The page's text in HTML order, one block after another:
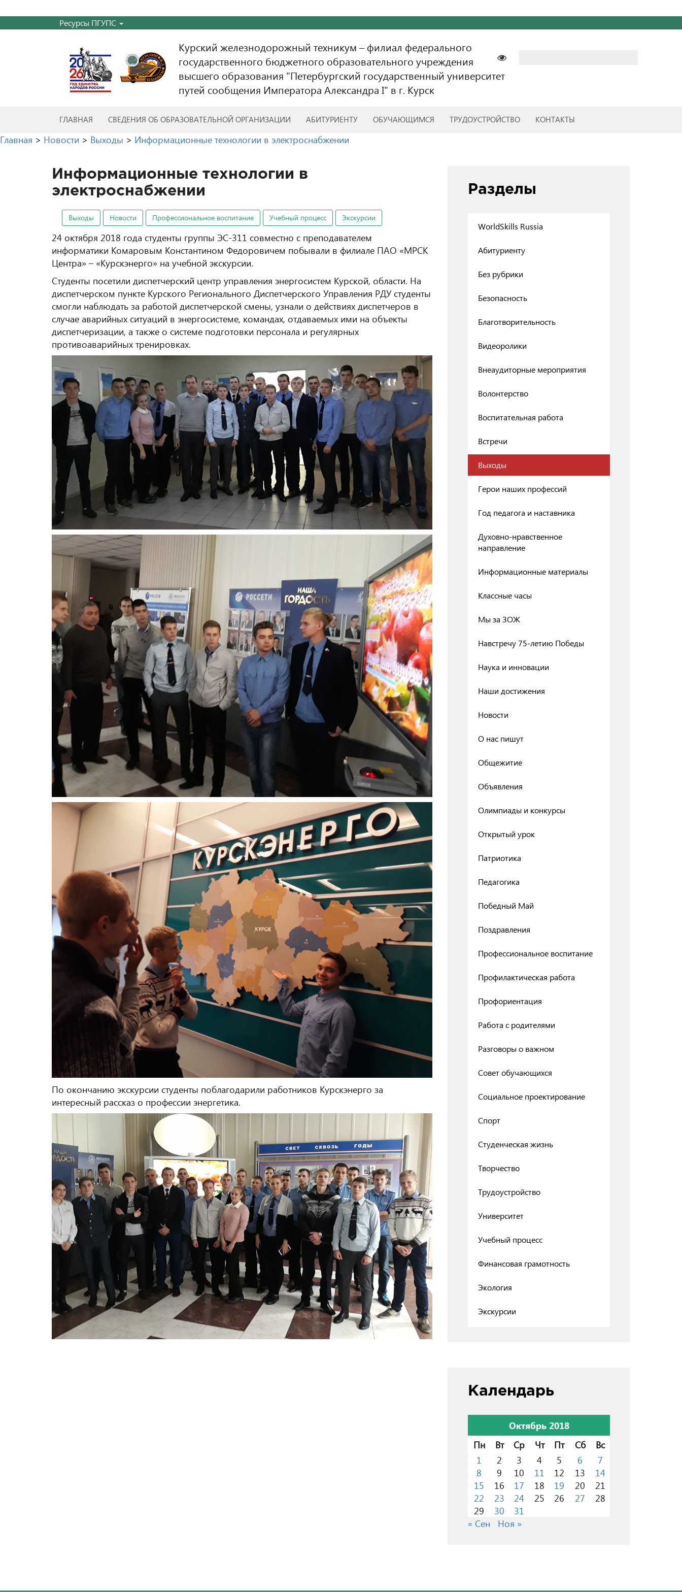
Ресурсы ПГУПС
Курский железнодорожный техникум – филиал федерального
государственного бюджетного образовательного учреждения
высшего образования "Петербургский государственный университет
путей сообщения Императора Александра I" в г. Курск
ГЛАВНАЯ СВЕДЕНИЯ ОБ ОБРАЗОВАТЕЛЬНОЙ ОРГАНИЗАЦИИ АБИТУРИЕНТУ ОБУЧАЮЩИМСЯ ТРУДОУСТРОЙСТВО КОНТАКТЫ
Главная > Новости > Выходы > Информационные технологии в электроснабжении
Информационные технологии в
электроснабжении
Выходы Новости Профессиональное воспитание Учебный процесс Экскурсии
24 октября 2018 года студенты группы ЭС-311 совместно с преподавателем
информатики Комаровым Константином Федоровичем побывали в филиале ПАО «МРСК
Центра» – «Курскэнерго» на учебной экскурсии.
Студенты посетили диспетчерский центр управления энергосистем Курской, области. На
диспетчерском пункте Курского Регионального Диспетчерского Управления РДУ студенты
смогли наблюдать за работой диспетчерской смены, узнали о действиях диспетчеров в
случае аварийных ситуаций в энергосистеме, командах, отдаваемых ими на объекты
диспетчеризации, а также о системе подготовки персонала и регулярных
противоаварийных тренировках.
По окончанию экскурсии студенты поблагодарили работников Курскэнерго за
интересный рассказ о профессии энергетика.
Разделы
WorldSkills Russia
Абитуриенту
Без рубрики
Безопасность
Благотворительность
Видеоролики
Внеаудиторные мероприятия
Волонтерство
Воспитательная работа
Встречи
Выходы
Герои наших профессий
Год педагога и наставника
Духовно-нравственное
направление
Информационные материалы
Классные часы
Мы за ЗОЖ
Навстречу 75-летию Победы
Наука и инновации
Наши достижения
Новости
О нас пишут
Общежитие
Объявления
Олимпиады и конкурсы
Открытый урок
Патриотика
Педагогика
Победный Май
Поздравления
Профессиональное воспитание
Профилактическая работа
Профориентация
Работа с родителями
Разговоры о важном
Совет обучающихся
Социальное проектирование
Спорт
Студенческая жизнь
Творчество
Трудоустройство
Университет
Учебный процесс
Финансовая грамотность
Экология
Экскурсии
Календарь
Октябрь 2018
Пн
Вт Ср Чт Пт Сб
Вс
1
2 3 4 5 6
7
8
9 10 11 12 13
14
15
16 17 18 19 20
21
22
23 24 25 26 27
28
29
30
31
« Сен
Ноя »